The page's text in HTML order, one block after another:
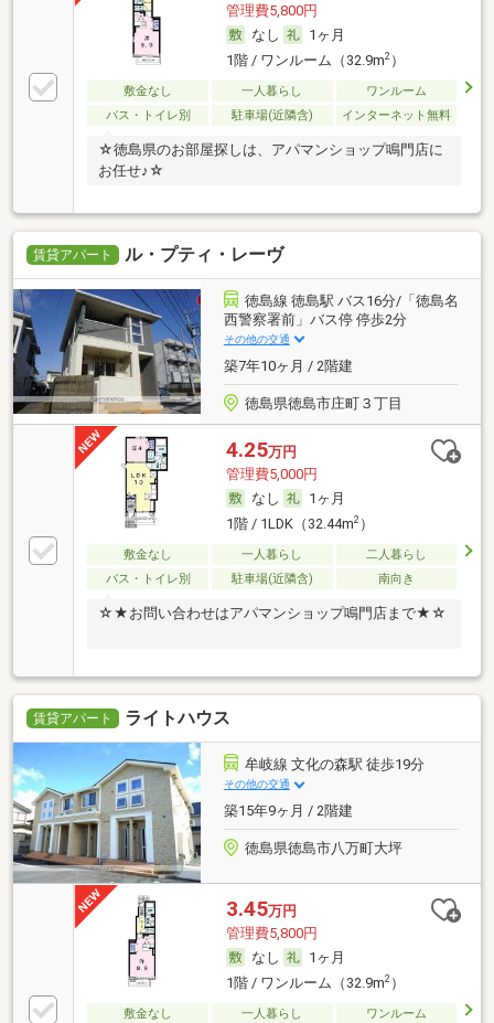
管理費5,800円
なし
1ヶ月
1階 / ワンルーム（32.9m2）
敷金なし 一人暮らし
ワンルーム
バス・トイレ別
駐車場(近隣含) インターネット無料
☆徳島県のお部屋探しは、アパマンショップ鳴門店に
お任せ♪☆
賃貸アパート ル・プティ・レーヴ
徳島線 徳島駅 バス16分/「徳島名
西警察署前」バス停 停歩2分
その他の交通
築7年10ヶ月 / 2階建
徳島県徳島市庄町３丁目
4.25万円
管理費5,000円
なし
1ヶ月
1階 / 1LDK（32.44m2）
敷金なし 一人暮らし
二人暮らし
バス・トイレ別
駐車場(近隣含) 南向き
☆★お問い合わせはアパマンショップ鳴門店まで★☆
賃貸アパート ライトハウス
牟岐線 文化の森駅 徒歩19分
その他の交通
築15年9ヶ月 / 2階建
徳島県徳島市八万町大坪
3.45万円
管理費5,800円
なし
1ヶ月
1階 / ワンルーム（32.9m2）
敷金なし 一人暮らし
ワンルーム